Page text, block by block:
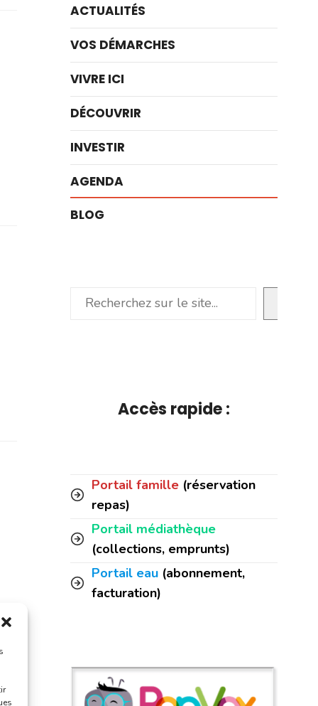
ACTUALITÉS
VOS DÉMARCHES
VIVRE ICI
DÉCOUVRIR
INVESTIR
AGENDA
BLOG
Rechercher
Accès rapide :
Portail famille (réservation
repas)
Portail médiathèque
(collections, emprunts)
Portail eau (abonnement,
facturation)